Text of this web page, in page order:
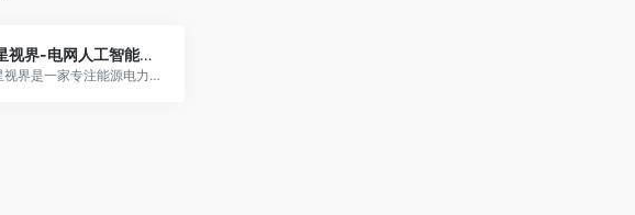
土星视界-电网人工智能专家
土星视界是一家专注能源电力行业的人工智能技术公司